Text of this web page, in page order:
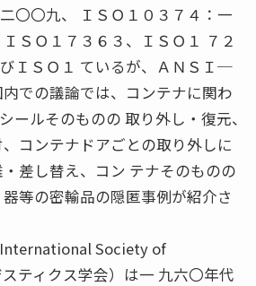
〇〇九、 ＩＳＯ１０３７４：一
ＳＯ１７３６３、ＩＳＯ１ ７２
ＩＳＯ１ ているが、ＡＮＳＩ─
での議論では、コンテナに関わ
ールそのものの 取り外し・復元、
コンテナドアごとの取り外しに
差し替え、コン テナそのものの
等の密輸品の隠匿事例が紹介さ
Society of
ティクス学会）は一 九六〇年代